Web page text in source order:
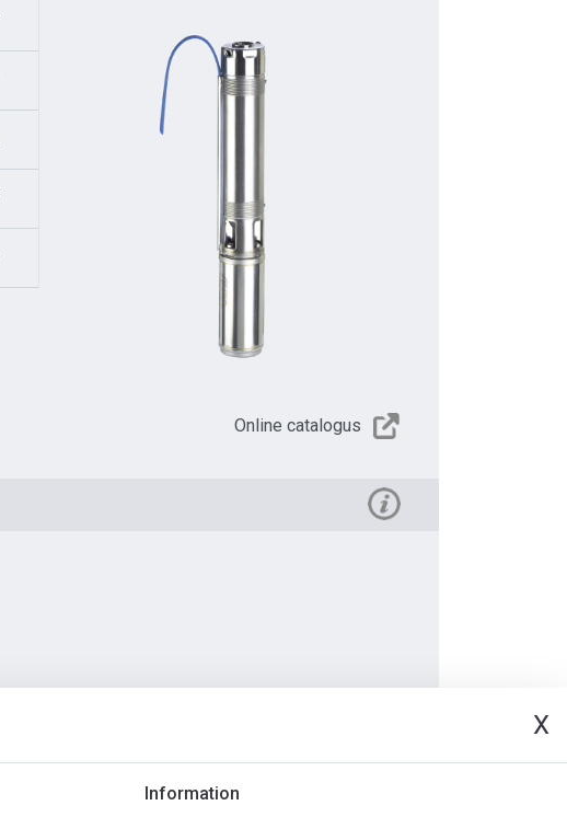
X
Information
Online catalogus